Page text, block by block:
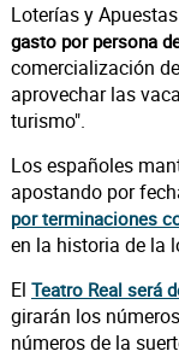
Loterías y
gasto por persona
comercialización
aprovechar las
turismo".
Los españoles
apostando por
por terminaciones
en la historia de la
El Teatro Real será
girarán los
números de la